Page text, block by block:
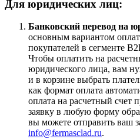
Для юридических лиц:
Банковский перевод на
основным вариантом
покупателей в сегменте
Чтобы оплатить на
юридического лица, вам
и в корзине выбрать
как формат оплата
оплата на расчетный счет
заявку в любую форму
вы можете отправить ваш
info@fermasclad.ru.